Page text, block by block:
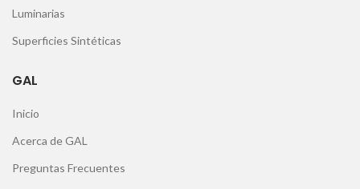
Luminarias
Superficies Sintéticas
GAL
Inicio
Acerca de GAL
Preguntas Frecuentes